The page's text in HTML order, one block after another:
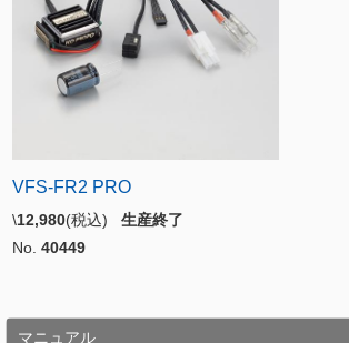
VFS-FR2 PRO
\12,980(税込) 生産終了
No. 40449
マニュアル